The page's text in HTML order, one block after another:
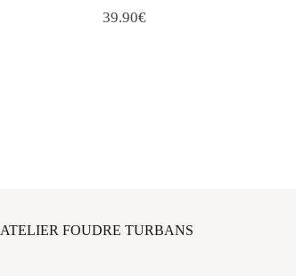
39.90€
ATELIER FOUDRE TURBANS